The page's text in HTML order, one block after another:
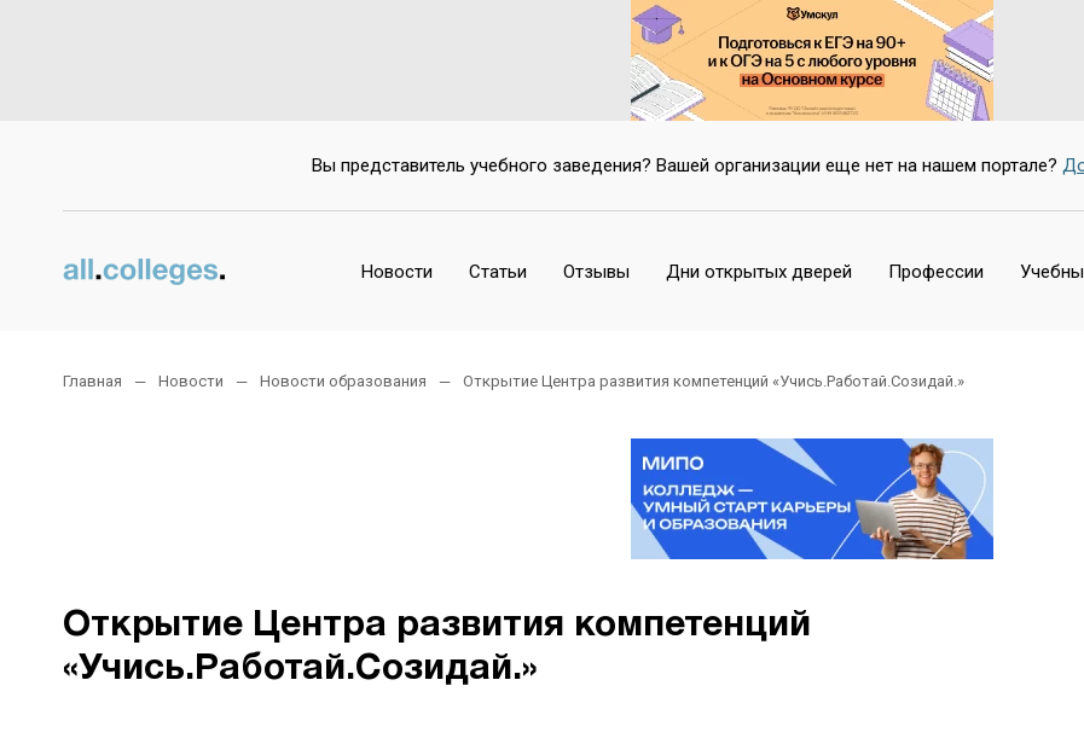
Вы представитель учебного заведения? Вашей организации еще нет на нашем портале?
Новости Статьи Отзывы Дни открытых дверей Профессии
Главная Новости Новости образования Открытие Центра развития компетенций «Учись.Работай.Созидай.»
Открытие Центра развития компетенций
«Учись.Работай.Созидай.»